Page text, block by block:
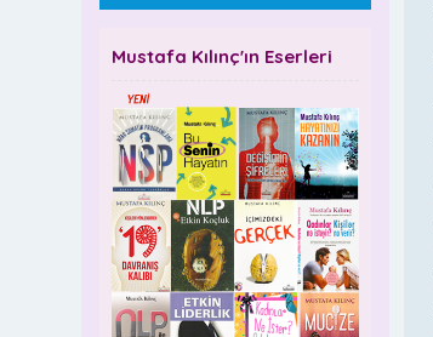
Mustafa Kılınç'ın Eserleri